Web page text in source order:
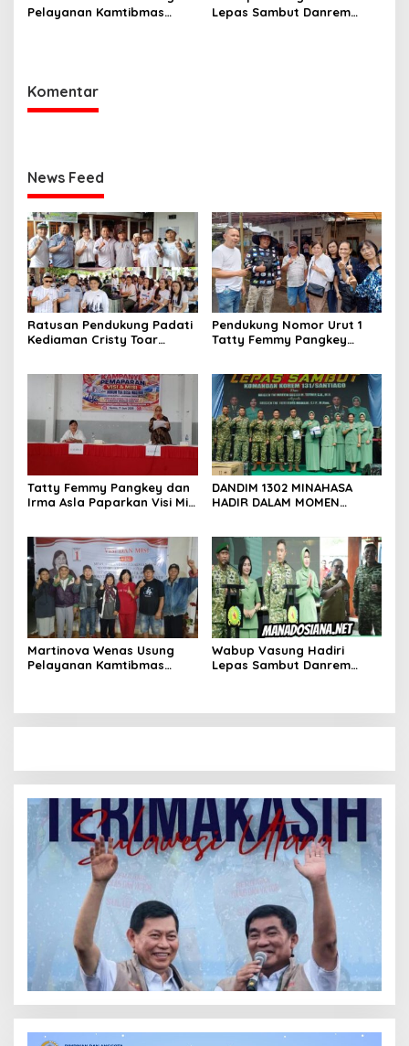
Pelayanan Kamtibmas
Lepas Sambut Danrem
Komentar
News Feed
Ratusan Pendukung Padati
Kediaman Cristy Toar
Calon Hukum Tua
Walantakan
Pendukung Nomor Urut 1
Tatty Femmy Pangkey
Misi di Desa Waleure
Tatty Femmy Pangkey dan
Irma Asla Paparkan Visi Misi
Waleure
DANDIM 1302 MINAHASA
HADIR DALAM MOMEN
Martinova Wenas Usung
Pelayanan Kamtibmas
Wabup Vasung Hadiri
Lepas Sambut Danrem